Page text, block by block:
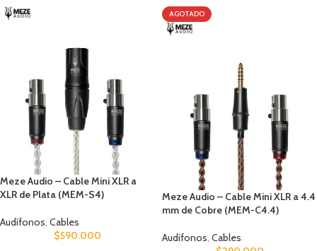
Meze Audio – Cable Mini XLR a
XLR de Plata (MEM-S4)
Audífonos, Cables
$590.000
AGOTADO
Meze Audio – Cable Mini XLR a 4.4
mm de Cobre (MEM-C4.4)
Audífonos, Cables